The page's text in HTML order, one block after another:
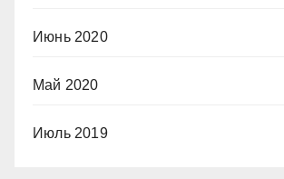
Июнь 2020
Май 2020
Июль 2019